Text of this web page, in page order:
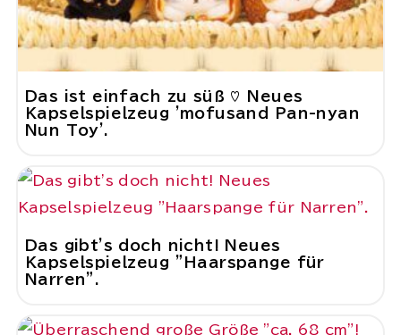
Das ist einfach zu süß ♡ Neues
Kapselspielzeug 'mofusand Pan-nyan
Nun Toy'.
Das gibt's doch nicht! Neues
Kapselspielzeug "Haarspange für
Narren".